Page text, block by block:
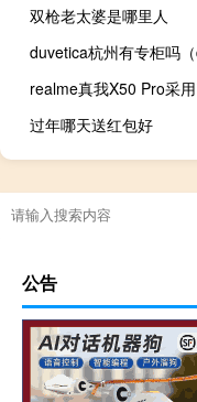
双枪老太婆是哪里人
过年哪天送红包好
公告